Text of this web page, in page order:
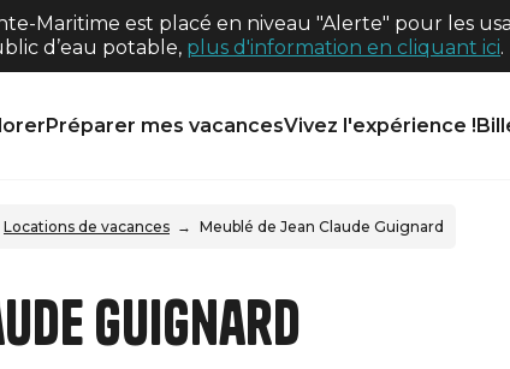
Maritime est placé en niveau "Alerte" pour les
d’eau potable, plus d'information en cliquant ici.
Préparer mes vacancesVivez l'expérience !
Locations de vacances Meublé de Jean Claude Guignard
Guignard